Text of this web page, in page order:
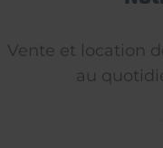
Vente et location
au